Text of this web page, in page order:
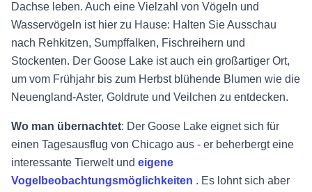
Dachse leben. Auch eine Vielzahl von Vögeln und
Wasservögeln ist hier zu Hause: Halten Sie Ausschau
nach Rehkitzen, Sumpffalken, Fischreihern und
Stockenten. Der Goose Lake ist auch ein großartiger Ort,
um vom Frühjahr bis zum Herbst blühende Blumen wie die
Neuengland-Aster, Goldrute und Veilchen zu entdecken.
Wo man übernachtet: Der Goose Lake eignet sich für
einen Tagesausflug von Chicago aus - er beherbergt eine
interessante Tierwelt und eigene
Vogelbeobachtungsmöglichkeiten . Es lohnt sich aber